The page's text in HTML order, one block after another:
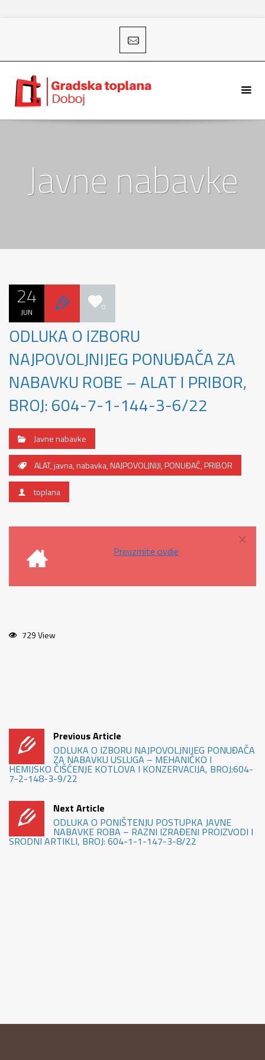
Javne nabavke
24
JUN 0
ODLUKA O IZBORU
NAJPOVOLJNIJEG PONUĐAČA ZA
NABAVKU ROBE – ALAT I PRIBOR,
BROJ: 604-7-1-144-3-6/22
Javne nabavke
ALAT,javna,nabavka,NAJPOVOLJNIJI,PONUĐAČ,PRIBOR
toplana
Preuzmite ovdje
×
729 View
Previous Article
ODLUKA O IZBORU NAJPOVOLJNIJEG PONUĐAČA
ZA NABAVKU USLUGA – MEHANIČKO I
HEMIJSKO ČIŠĆENJE KOTLOVA I KONZERVACIJA, BROJ:604-
7-2-148-3-9/22
Next Article
ODLUKA O PONIŠTENJU POSTUPKA JAVNE
NABAVKE ROBA – RAZNI IZRAĐENI PROIZVODI I
SRODNI ARTIKLI, BROJ: 604-1-1-147-3-8/22